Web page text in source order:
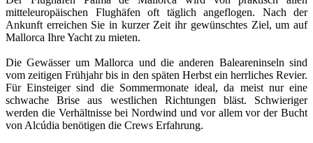
mitteleuropäischen Flughäfen oft täglich angeflogen. Nach der
Ankunft erreichen Sie in kurzer Zeit ihr gewünschtes Ziel, um auf
Mallorca Ihre Yacht zu mieten.
Die Gewässer um Mallorca und die anderen Baleareninseln sind
vom zeitigen Frühjahr bis in den späten Herbst ein herrliches Revier.
Für Einsteiger sind die Sommermonate ideal, da meist nur eine
schwache Brise aus westlichen Richtungen bläst. Schwieriger
werden die Verhältnisse bei Nordwind und vor allem vor der Bucht
von Alcúdia benötigen die Crews Erfahrung.